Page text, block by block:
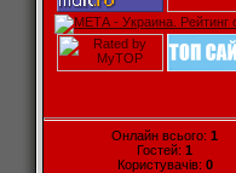
Онлайн всього: 1
Гостей: 1
Користувачів: 0